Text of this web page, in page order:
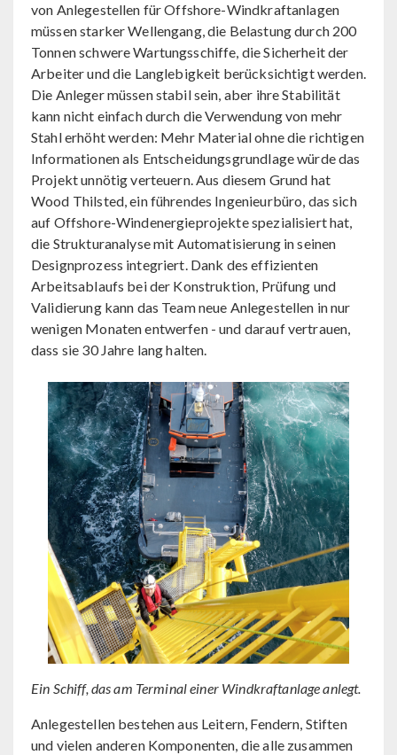
von Anlegestellen für Offshore-Windkraftanlagen
müssen starker Wellengang, die Belastung durch 200
Tonnen schwere Wartungsschiffe, die Sicherheit der
Arbeiter und die Langlebigkeit berücksichtigt werden.
Die Anleger müssen stabil sein, aber ihre Stabilität
kann nicht einfach durch die Verwendung von mehr
Stahl erhöht werden: Mehr Material ohne die richtigen
Informationen als Entscheidungsgrundlage würde das
Projekt unnötig verteuern. Aus diesem Grund hat
Wood Thilsted, ein führendes Ingenieurbüro, das sich
auf Offshore-Windenergieprojekte spezialisiert hat,
die Strukturanalyse mit Automatisierung in seinen
Designprozess integriert. Dank des effizienten
Arbeitsablaufs bei der Konstruktion, Prüfung und
Validierung kann das Team neue Anlegestellen in nur
wenigen Monaten entwerfen - und darauf vertrauen,
dass sie 30 Jahre lang halten.
Ein Schiff, das am Terminal einer Windkraftanlage anlegt.
Anlegestellen bestehen aus Leitern, Fendern, Stiften
und vielen anderen Komponenten, die alle zusammen